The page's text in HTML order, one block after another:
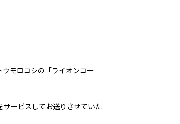
モロコシの「ライオンコー
ービスしてお送りさせていた